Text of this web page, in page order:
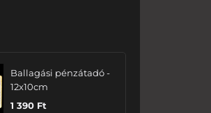
Ballagási pénzátadó -
12x10cm
1 390 Ft